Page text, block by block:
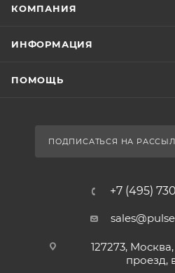
КОМПАНИЯ
ИНФОРМАЦИЯ
ПОМОЩЬ
ПОДПИСАТЬСЯ НА
+7 (495)
127273,
проезд,